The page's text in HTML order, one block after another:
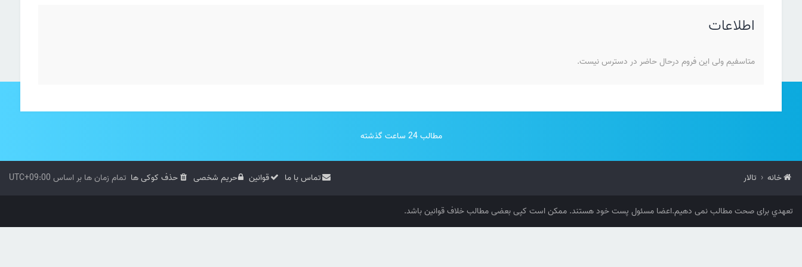
اطلاعات
متاسفیم ولی این فروم درحال حاضر در دسترس نیست.
مطالب 24 ساعت گذشته
خانه تالار تمام زمان ها بر اساس UTC+09:00 حذف کوکی ها حریم شخصی قوانین تماس با ما
تعهدي برای صحت مطالب نمی دهیم.اعضا مسئول پست خود هستند. ممکن است کپی بعضی مطالب خلاف قوانین باشد.